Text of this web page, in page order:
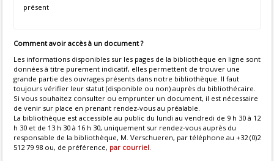
présent
Comment avoir accès à un document ?
Les informations disponibles sur les pages de la bibliothèque en ligne sont
données à titre purement indicatif, elles permettent de trouver une
grande partie des ouvrages présents dans notre bibliothèque. Il faut
toujours vérifier leur statut (disponible ou non) auprès du bibliothécaire.
Si vous souhaitez consulter ou emprunter un document, il est nécessaire
de venir sur place en prenant rendez-vous au préalable.
La bibliothèque est accessible au public du lundi au vendredi de 9 h 30 à 12
h 30 et de 13 h 30 à 16 h 30, uniquement sur rendez-vous auprès du
responsable de la bibliothèque, M. Verschueren, par téléphone au +32 (0)2
512 79 98 ou, de préférence, par courriel.